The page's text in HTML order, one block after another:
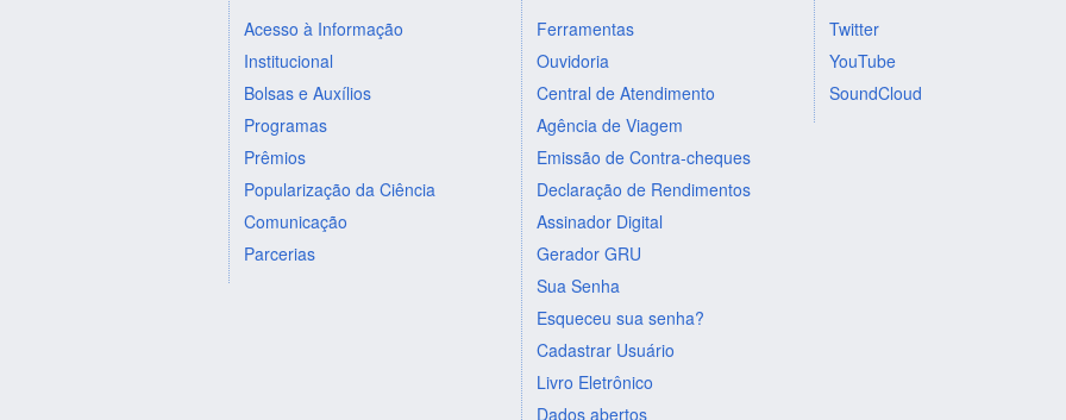
Acesso à Informação
Institucional
Bolsas e Auxílios
Programas
Prêmios
Popularização da Ciência
Comunicação
Parcerias
Ferramentas
Ouvidoria
Central de Atendimento
Agência de Viagem
Emissão de Contra-cheques
Declaração de Rendimentos
Assinador Digital
Gerador GRU
Sua Senha
Esqueceu sua senha?
Cadastrar Usuário
Livro Eletrônico
Dados abertos
Twitter
YouTube
SoundCloud